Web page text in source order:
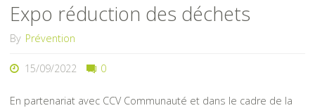
Expo réduction des déchets
By Prévention
15/09/2022 0
En partenariat avec CCV Communauté et dans le cadre de la